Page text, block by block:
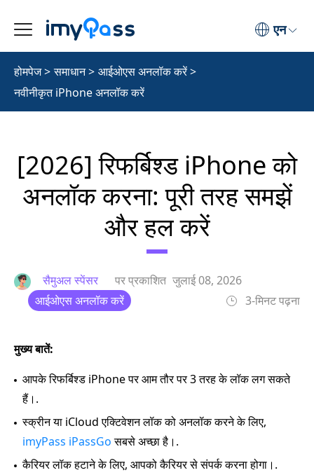
एन
होमपेज> समाधान> आईओएस अनलॉक करें>
नवीनीकृत iPhone अनलॉक करें
[2026] रिफर्बिश्ड iPhone को
अनलॉक करना: पूरी तरह समझें
और हल करें
सैमुअल स्पेंसर पर प्रकाशित जुलाई 08, 2026
आईओएस अनलॉक करें
3-मिनट पढ़ना
मुख्य बातें:
आपके रिफर्बिश्ड iPhone पर आम तौर पर 3 तरह के लॉक लग सकते
हैं।.
स्क्रीन या iCloud एक्टिवेशन लॉक को अनलॉक करने के लिए,
imyPass iPassGoसबसे अच्छा है।.
कैरियर लॉक हटाने के लिए, आपको कैरियर से संपर्क करना होगा।.